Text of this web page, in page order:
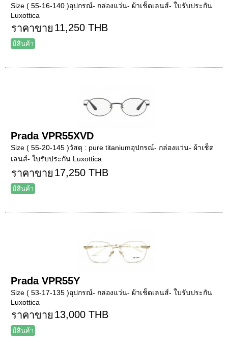
Size ( 55-16-140 )อุปกรณ์- กล่องแว่น- ผ้าเช็ดเลนส์- ใบรับประกัน
Luxottica
ราคาขาย 11,250 THB
มีสินค้า
Prada VPR55XVD
Size ( 55-20-145 )วัสดุ : pure titaniumอุปกรณ์- กล่องแว่น- ผ้าเช็ด
เลนส์- ใบรับประกัน Luxottica
ราคาขาย 17,250 THB
มีสินค้า
Prada VPR55Y
Size ( 53-17-135 )อุปกรณ์- กล่องแว่น- ผ้าเช็ดเลนส์- ใบรับประกัน
Luxottica
ราคาขาย 13,000 THB
มีสินค้า